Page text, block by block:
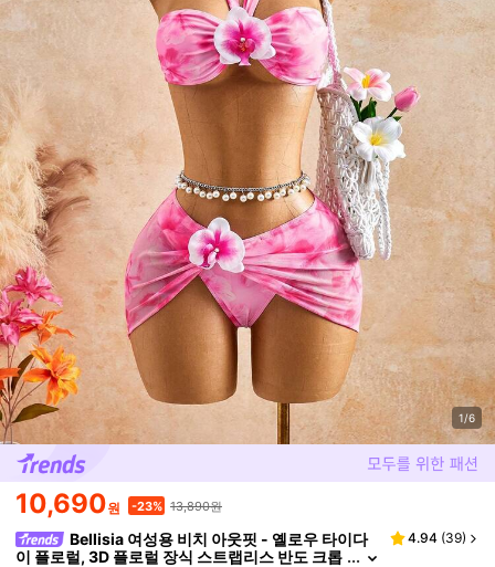
1/6
10,690원 -23% 13,890원
Bellisia 여성용 비치 아웃핏 - 옐로우 타이다
이 플로럴, 3D 플로럴 장식 스트랩리스 반도 크롭
4.94 (39)